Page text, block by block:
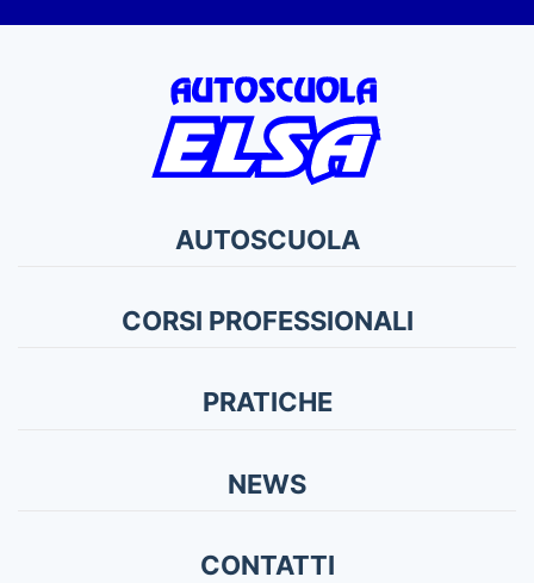
AUTOSCUOLA
CORSI PROFESSIONALI
PRATICHE
NEWS
CONTATTI